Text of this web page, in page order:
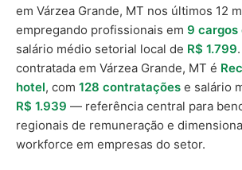
em Várzea Grande, MT nos últimos 12
empregando profissionais em 9 cargos
salário médio setorial local de R$ 1.799
contratada em Várzea Grande, MT é
hotel, com 128 contratações e salário
R$ 1.939 — referência central para
regionais de remuneração e
workforce em empresas do setor.